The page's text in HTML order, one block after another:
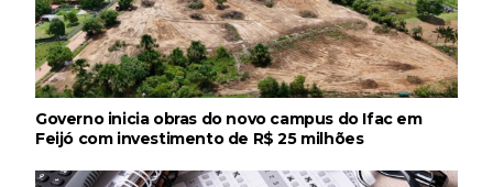
Governo inicia obras do novo campus do Ifac em
Feijó com investimento de R$ 25 milhões